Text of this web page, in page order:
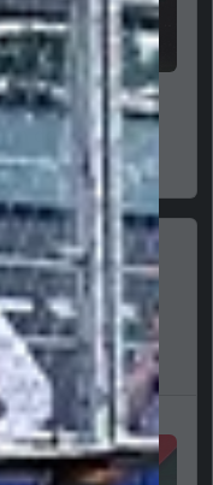
a
do Scuderie
Piastri